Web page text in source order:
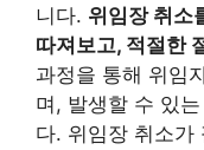
니다. 위임장 취소
따져보고, 적절한
과정을 통해 위임
며, 발생할 수 있
다. 위임장 취소가